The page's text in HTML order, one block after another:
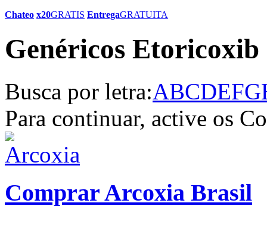
Chateo x20GRATIS EntregaGRATUITA
Genéricos
Busca por letra:ABCDEFG
Para continuar, active os
Comprar Arcoxia Brasil